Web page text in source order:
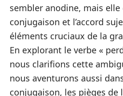
sembler anodine, mais
conjugaison et l’accord
éléments cruciaux de la
En explorant le verbe «
nous clarifions cette
nous aventurons aussi
conjugaison, les pièges de